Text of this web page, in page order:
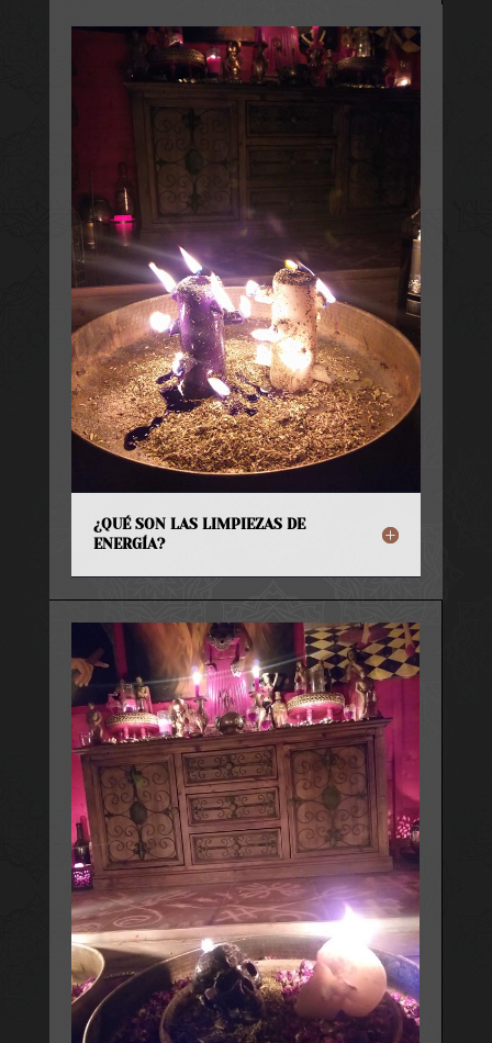
¿QUÉ SON LAS LIMPIEZAS DE
ENERGÍA?